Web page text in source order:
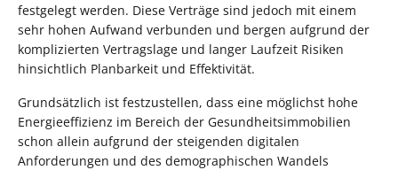
festgelegt werden. Diese Verträge sind jedoch mit einem
sehr hohen Aufwand verbunden und bergen aufgrund der
komplizierten Vertragslage und langer Laufzeit Risiken
hinsichtlich Planbarkeit und Effektivität.
Grundsätzlich ist festzustellen, dass eine möglichst hohe
Energieeffizienz im Bereich der Gesundheitsimmobilien
schon allein aufgrund der steigenden digitalen
Anforderungen und des demographischen Wandels